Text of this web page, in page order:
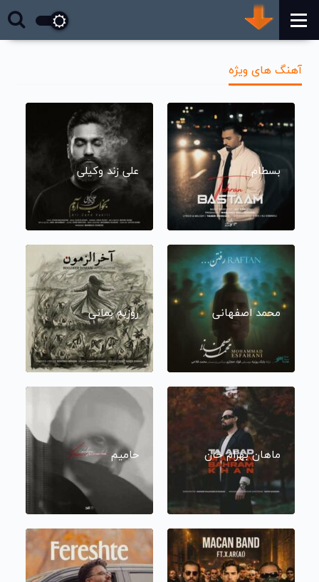
آهنگ های ویژه
بسطام علی زند وکیلی
محمد اصفهانی روزبه بمانی
ماهان بهرام خان حامیم